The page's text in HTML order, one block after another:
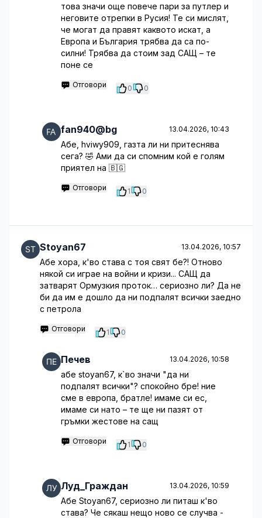
това значи още повече пари за путлер и
неговите отрепки в Русия! Те си мислят,
че могат да правят каквото искат, а
Европа и България трябва да са по-
силни! Трябва да стоим зад САЩ – те
поне се
Отговори 0 0
fan940@bg 13.04.2026, 10:43
Абе, hviwy909, газта ли ни притеснява
сега? 🤣 Ами да си спомним кой е голям
приятел на 🇧🇬
Отговори 1 0
Stoyan67 13.04.2026, 10:57
Абе хора, к'во става с тоя свят бе?! Отново
някой си играе на войни и кризи... САЩ да
затварят Ормузкия проток… сериозно ли? Да не
би да им е дошло да ни подпалят всички заедно
с петрола
Отговори 1 0
Печев 13.04.2026, 10:58
абе stoyan67, к`во значи "да ни
подпалят всички"? спокойно бре! ние
сме в европа, братле! имаме си ес,
имаме си нато – те ще ни пазят от
гръмки жестове на сащ
Отговори 1 0
Луд_Граждан 13.04.2026, 10:59
Абе Stoyan67, сериозно ли питаш к'во
става? Че сякаш нещо ново се случва -